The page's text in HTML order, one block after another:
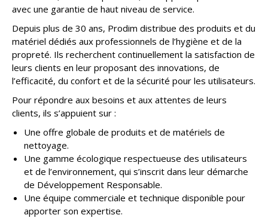
avec une garantie de haut niveau de service.
Depuis plus de 30 ans, Prodim distribue des produits et du
matériel dédiés aux professionnels de l’hygiène et de la
propreté. Ils recherchent continuellement la satisfaction de
leurs clients en leur proposant des innovations, de
l’efficacité, du confort et de la sécurité pour les utilisateurs.
Pour répondre aux besoins et aux attentes de leurs
clients, ils s’appuient sur :
Une offre globale de produits et de matériels de
nettoyage.
Une gamme écologique respectueuse des utilisateurs
et de l’environnement, qui s’inscrit dans leur démarche
de Développement Responsable.
Une équipe commerciale et technique disponible pour
apporter son expertise.